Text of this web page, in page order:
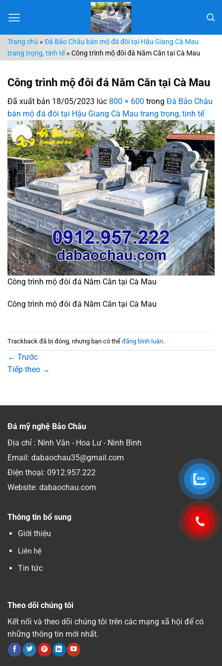
đến
dungTrang chủ » Đá Bảo Châu bán mộ đá đôi tại Hậu Giang Cà Mau
trang trọng, tinh tế» Công trình mộ đôi đá Năm Căn tại Cà Mau
Công trình mộ đôi đá Năm Căn tại Cà Mau
Đã xuất bản 18/05/2023 lúc 800 × 600 trong Đá Bảo Châu
bán mộ đá đôi tại Hậu Giang Cà Mau trang trọng, tinh tế
Công trình mộ đôi đá Năm Căn tại Cà Mau
Công trình mộ đôi đá Năm Căn tại Cà Mau
Trackback đã bị đóng, nhưng bạn có thể đăng bình luận.
← Trước
Tiếp theo →
Đá mỹ nghệ Bảo Châu
Địa chỉ : Ninh Vân - Hoa Lư - Ninh Bình
Email: dabaochau35@gmail.com
Điện thoại: 0912.957.222
Website: dabaochau.com
Thông tin bổ sung
Giới thiệu
Liên hệ
Tin tức
Theo dõi chúng tôi
Kết nối và theo dõi chúng tôi trên các mạng xã hội để có
những thông tin mới nhất.